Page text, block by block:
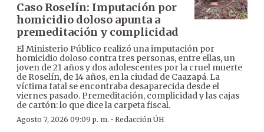
Caso Roselín: Imputación por
homicidio doloso apunta a
premeditación y complicidad
El Ministerio Público realizó una imputación por
homicidio doloso contra tres personas, entre ellas, un
joven de 21 años y dos adolescentes por la cruel muerte
de Roselín, de 14 años, en la ciudad de Caazapá. La
víctima fatal se encontraba desaparecida desde el
viernes pasado. Premeditación, complicidad y las cajas
de cartón: lo que dice la carpeta fiscal.
Agosto 7, 2026 09:09 p. m. · Redacción ÚH